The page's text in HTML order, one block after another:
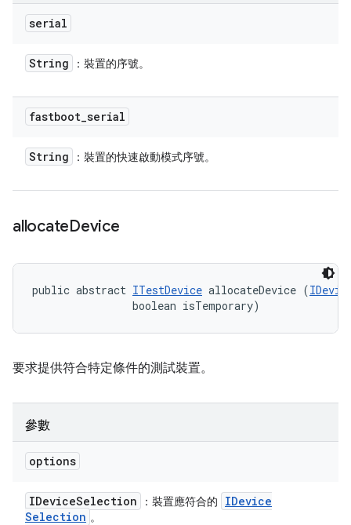
serial
String ：裝置的序號。
fastboot_serial
String ：裝置的快速啟動模式序號。
allocateDevice
public abstract ITestDevice allocateDevice (
                boolean isTemporary)
要求提供符合特定條件的測試裝置。
參數
options
IDeviceSelection ：裝置應符合的
IDevice
Selection 。